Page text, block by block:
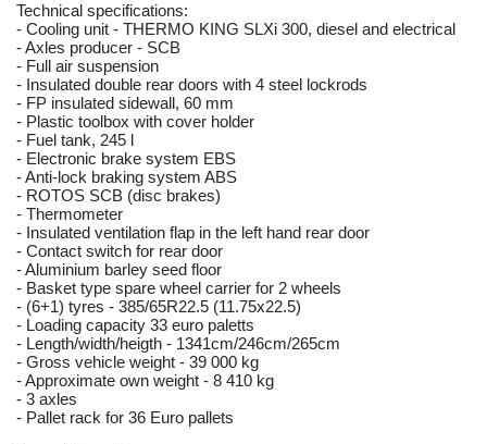
Technical specifications:
- Cooling unit - THERMO KING SLXi 300, diesel and electrical
- Axles producer - SCB
- Full air suspension
- Insulated double rear doors with 4 steel lockrods
- FP insulated sidewall, 60 mm
- Plastic toolbox with cover holder
- Fuel tank, 245 l
- Electronic brake system EBS
- Anti-lock braking system ABS
- ROTOS SCB (disc brakes)
- Thermometer
- Insulated ventilation flap in the left hand rear door
- Contact switch for rear door
- Aluminium barley seed floor
- Basket type spare wheel carrier for 2 wheels
- (6+1) tyres - 385/65R22.5 (11.75x22.5)
- Loading capacity 33 euro paletts
- Length/width/heigth - 1341cm/246cm/265cm
- Gross vehicle weight - 39 000 kg
- Approximate own weight - 8 410 kg
- 3 axles
- Pallet rack for 36 Euro pallets